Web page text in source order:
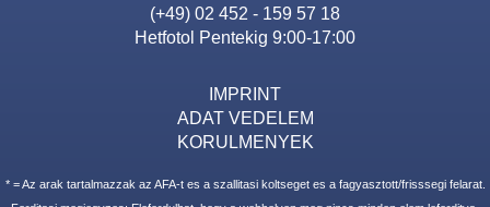
(+49) 02 452 - 159 57 18
Hetfotol Pentekig 9:00-17:00
IMPRINT
ADAT VEDELEM
KORULMENYEK
* = Az arak tartalmazzak az AFA-t es a szallitasi koltseget es a fagyasztott/frisssegi felarat.